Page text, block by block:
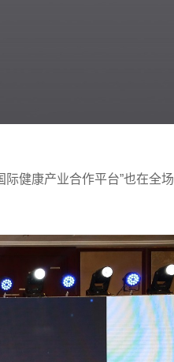
健康产业合作平台”也在全场